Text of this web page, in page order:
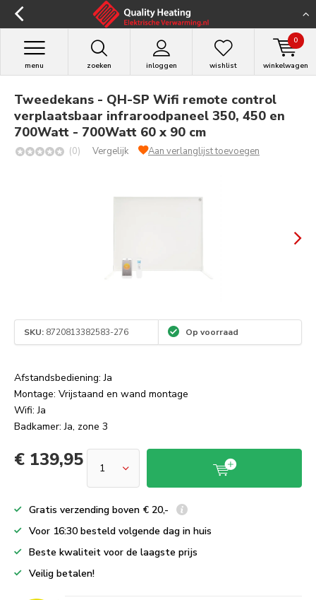
zoeken inloggen
menu wishlist winkelwagen
0
Tweedekans - QH-SP Wifi remote control
verplaatsbaar infraroodpaneel 350, 450 en
700Watt - 700Watt 60 x 90 cm
(0) Vergelijk Aan verlanglijst toevoegen
SKU: 8720813382583-276 Op voorraad
Afstandsbediening: Ja
Montage: Vrijstaand en wand montage
Wifi: Ja
Badkamer: Ja, zone 3
€ 139,95
Gratis verzending boven € 20,-
Voor 16:30 besteld volgende dag in huis
Beste kwaliteit voor de laagste prijs
Veilig betalen!